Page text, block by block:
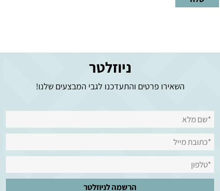
ניוזלטר
השאירו פרטים והתעדכנו לגבי המבצעים שלנו!